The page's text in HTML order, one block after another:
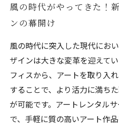
風の時代がやってきた！
ンの幕開け
風の時代に突入した現代にお
ザインは大きな変革を迎えて
フィスから、アートを取り入
することで、より活力に満ち
が可能です。アートレンタル
で、手軽に質の高いアート作